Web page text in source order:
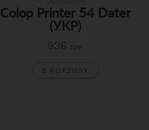
Colop Printer 54 Dater
(УКР)
936 грн
В КОРЗИНУ